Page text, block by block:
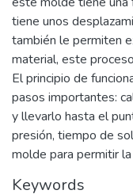
tiene unos
también le permiten
material, este
El principio de
pasos importantes:
y llevarlo hasta el
presión, tiempo de
molde para permitir
Keywords